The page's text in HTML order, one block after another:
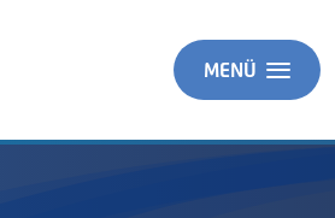
MENÜ